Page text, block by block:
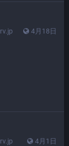
4月18日
4月1日